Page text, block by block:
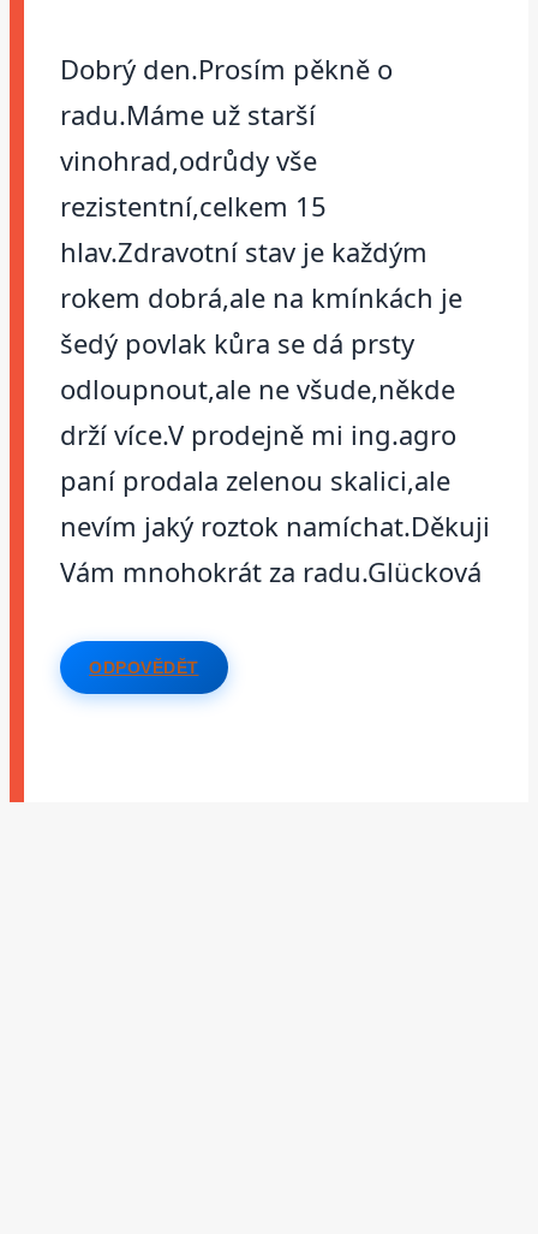
Dobrý den.Prosím pěkně o
radu.Máme už starší
vinohrad,odrůdy vše
rezistentní,celkem 15
hlav.Zdravotní stav je každým
rokem dobrá,ale na kmínkách je
šedý povlak kůra se dá prsty
odloupnout,ale ne všude,někde
drží více.V prodejně mi ing.agro
paní prodala zelenou skalici,ale
nevím jaký roztok namíchat.Děkuji
Vám mnohokrát za radu.Glücková
ODPOVĚDĚT